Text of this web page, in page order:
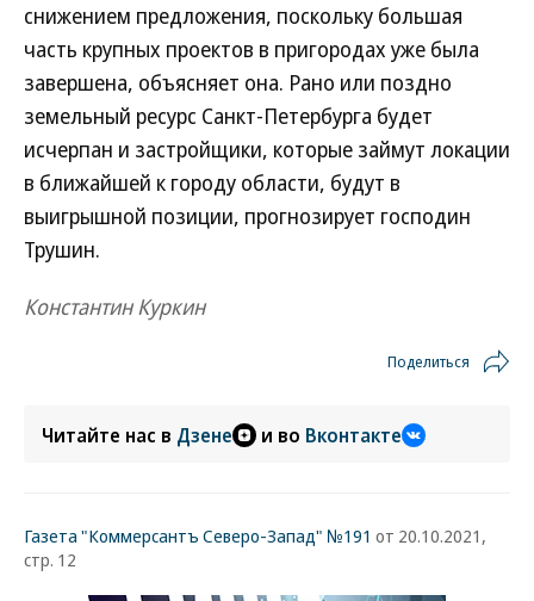
снижением предложения, поскольку большая
часть крупных проектов в пригородах уже была
завершена, объясняет она. Рано или поздно
земельный ресурс Санкт-Петербурга будет
исчерпан и застройщики, которые займут локации
в ближайшей к городу области, будут в
выигрышной позиции, прогнозирует господин
Трушин.
Константин Куркин
Поделиться
Читайте нас в Дзене и во Вконтакте
Газета "Коммерсантъ Северо-Запад" №191 от 20.10.2021,
стр. 12